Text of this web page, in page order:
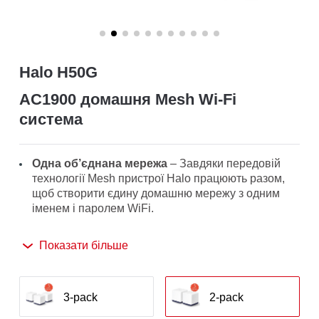
Halo H50G
AC1900 домашня Mesh Wi-Fi
система
Одна об’єднана мережа– Завдяки передовій
технології Mesh пристрої Halo працюють разом,
щоб створити єдину домашню мережу з одним
іменем і паролем WiFi.
перемикайтеся між Halo під час руху по дому,
насолоджуючись найшвидшим з’єднанням для
всіх своїх пристроїв.
Показати більше
3-pack 2-pack